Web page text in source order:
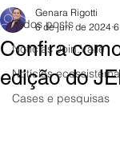
Todos posts
Notícias Join.Valle
Notícias ecossistema
Cases e pesquisas
Confira
edição do
Genara Rigotti
6 de jun. de 2024